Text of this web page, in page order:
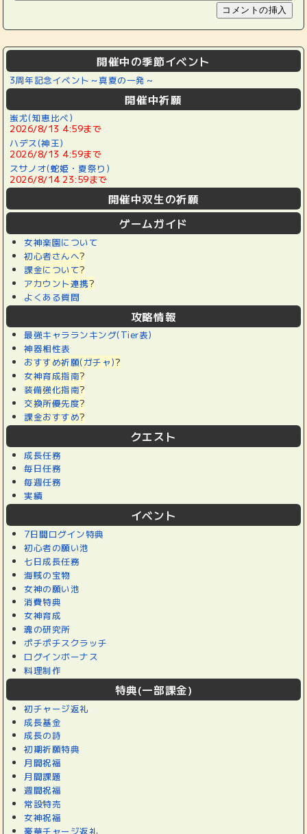
開催中の季節イベント
3周年記念イベント～真夏の一発～
開催中祈願
蚩尤(知恵比べ)
2026/8/13 4:59まで
ハデス(神王)
2026/8/13 4:59まで
スサノオ(蛇姫・夏祭り)
2026/8/14 23:59まで
開催中双生の祈願
ゲームガイド
女神楽園について
初心者さんへ?
課金について?
アカウント連携?
よくある質問
攻略情報
最強キャラランキング(Tier表)
神器相性表
おすすめ祈願(ガチャ)?
女神育成指南?
装備強化指南?
交換所優先度?
課金おすすめ?
クエスト
成長任務
毎日任務
毎週任務
実績
イベント
7日間ログイン特典
初心者の願い池
七日成長任務
海賊の宝物
女神の願い池
消費特典
女神育成
魂の研究所
ポチポチスクラッチ
ログインボーナス
料理制作
特典(一部課金)
初チャージ返礼
成長基金
成長の詩
初期祈願特典
月間祝福
月間課題
週間祝福
常設特売
女神祝福
豪華チャージ返礼